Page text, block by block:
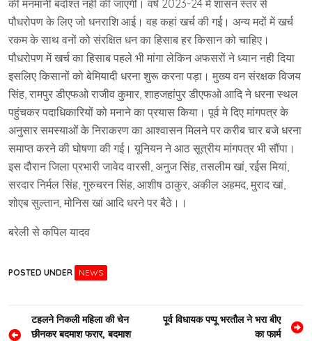
की मनमानी बर्दाश्त नही की जाएगी। वर्ष 2023-24 मे शासन स्तर से
पौधरोपण के लिए जो धनराशि आई। वह कहां खर्च की गई। अन्य मदों में खर्च
रकम के साथ वनों को संरक्षित धन का हिसाब हर किसान को चाहिए।
पौधरोपण में खर्च का हिसाब पहले भी मांगा लेकिन अफसरों ने ध्यान नही दिया
इसलिए किसानों को बेमियादी धरना शुरू करना पड़ा। मुख्य वन संरक्षक विजय
सिंह, रामपुर डीएफओ राजीव कुमार, शाहजहांपुर डीएफओ आदि ने धरना स्थल
पहुंचकर पदाधिकारियों को मनाने का प्रयास किया। पूर्व मे दिए मांगपत्र के
अनुसार समस्याओं के निराकरण का आश्वासन मिलने पर करीब चार बजे धरना
समाप्त करने की घोषणा की गई। यूनियन ने आठ सूत्रीय मांगपत्र भी सौंपा।
इस दौरान जिला प्रभारी जावेद वारसी, अनुज सिंह, तसलीम खां, रईस मियां,
सरदार निर्मल सिंह, गुरुचरन सिंह, आशीष ठाकुर, अकील अहमद, मुराद खां,
शोएब सुल्तान, मोनिस खां आदि धरने पर बैठे।।
बरेली से कपिल यादव
POSTED UNDER NEWS
Postटहलने निकली महिला की चेन
छीनकर बदमाश फरार, बदमाश
पूर्व विधायक पप्पू भरतौल ने भरा बीए
का फार्म